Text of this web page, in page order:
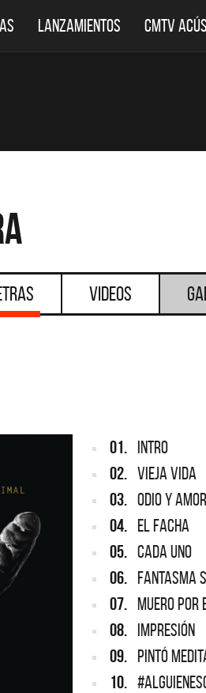
LANZAMIENTOS CMTV
Videos
01. INTRO
02. VIEJA VIDA
03. ODIO Y AMOR
04. EL FACHA
05. CADA UNO
06. FANTASMA
07. MUERO POR
08. IMPRESIÓN
09. PINTÓ
10.
DESTACADOS